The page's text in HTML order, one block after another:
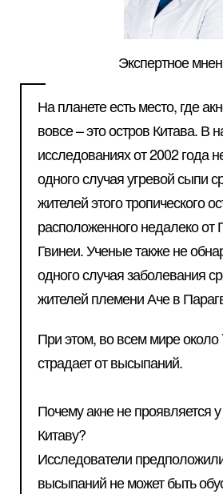
Экспертное
На планете есть место, где
вовсе – это остров Китава. В
исследованиях от 2002 года
одного случая угревой сыпи
жителей этого тропического
расположенного недалеко
Гвинеи. Ученые также не
одного случая заболевания
жителей племени Аче в
При этом, во всем мире около
страдает от высыпаний.
Почему акне не проявляется
Китаву?
Исследователи
высыпаний не может быть